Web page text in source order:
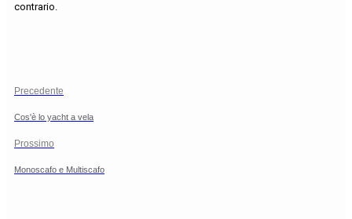
contrario.
Precedente
Cos'è lo yacht a vela
Prossimo
Monoscafo e Multiscafo